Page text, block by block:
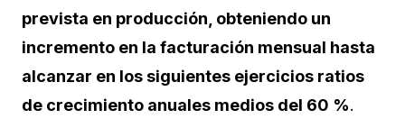
prevista en producción, obteniendo un
incremento en la facturación mensual hasta
alcanzar en los siguientes ejercicios ratios
de crecimiento anuales medios del 60 %.